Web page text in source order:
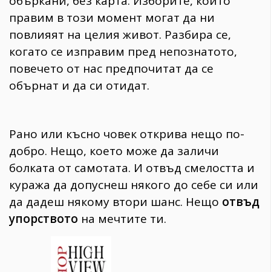
правим в този момент могат да ни
повлияят на целия живот. Разбира се,
когато се изправим пред непознатото,
повечето от нас предпочитат да се
обърнат и да си отидат.
Рано или късно човек открива нещо по-
добро. Нещо, което може да заличи
болката от самотата. И отвъд смелостта и
куража да допуснеш някого до себе си или
да дадеш някому втори шанс. Нещо отвъд
упорството на мечтите ти.